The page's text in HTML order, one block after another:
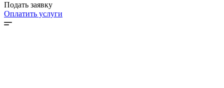
Подать заявку
Оплатить услуги